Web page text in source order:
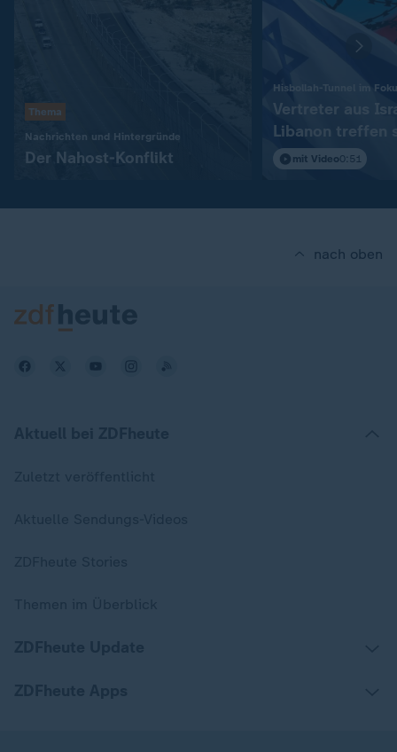
Thema
Nachrichten und Hintergründe
Der Nahost-Konflikt
Hisbollah-Tunnel im
Vertreter aus
Libanon treffen
in Rom
mit Video0:51
nach oben